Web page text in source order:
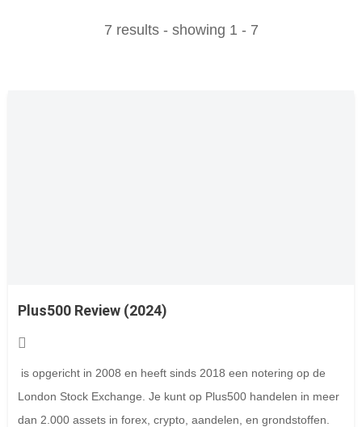
7 results - showing 1 - 7
Plus500 Review (2024)
is opgericht in 2008 en heeft sinds 2018 een notering op de
London Stock Exchange. Je kunt op Plus500 handelen in meer
dan 2.000 assets in forex, crypto, aandelen, en grondstoffen.